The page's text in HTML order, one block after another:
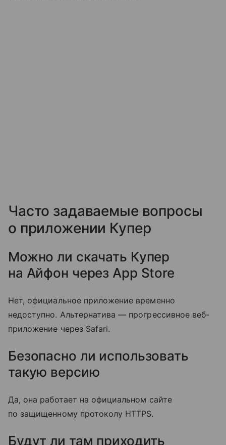
Часто задаваемые вопросы
о приложении Купер
Можно ли скачать Купер
на Айфон через App Store
Нет, официальное приложение временно
недоступно. Альтернатива — прогрессивное веб-
приложение через Safari.
Безопасно ли использовать
такую версию
Да, она работает на официальном сайте
по защищенному протоколу HTTPS.
Будут ли там приходить